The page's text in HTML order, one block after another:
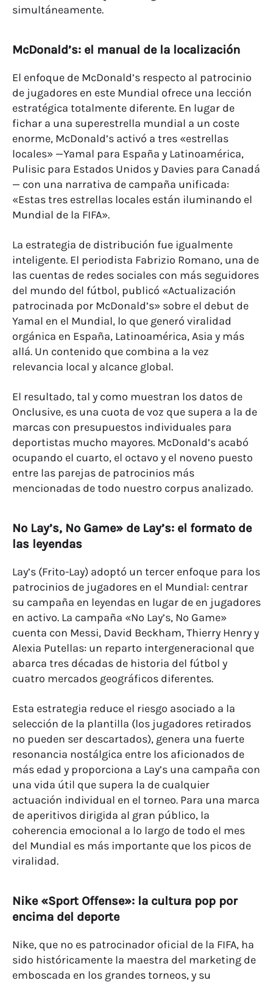
simultáneamente.
McDonald’s: el manual de la localización
El enfoque de McDonald’s respecto al patrocinio
de jugadores en este Mundial ofrece una lección
estratégica totalmente diferente. En lugar de
fichar a una superestrella mundial a un coste
enorme, McDonald’s activó a tres «estrellas
locales» —Yamal para España y Latinoamérica,
Pulisic para Estados Unidos y Davies para Canadá
— con una narrativa de campaña unificada:
«Estas tres estrellas locales están iluminando el
Mundial de la FIFA».
La estrategia de distribución fue igualmente
inteligente. El periodista Fabrizio Romano, una de
las cuentas de redes sociales con más seguidores
del mundo del fútbol, publicó «Actualización
patrocinada por McDonald’s» sobre el debut de
Yamal en el Mundial, lo que generó viralidad
orgánica en España, Latinoamérica, Asia y más
allá. Un contenido que combina a la vez
relevancia local y alcance global.
El resultado, tal y como muestran los datos de
Onclusive, es una cuota de voz que supera a la de
marcas con presupuestos individuales para
deportistas mucho mayores. McDonald’s acabó
ocupando el cuarto, el octavo y el noveno puesto
entre las parejas de patrocinios más
mencionadas de todo nuestro corpus analizado.
No Lay’s, No Game» de Lay’s: el formato de
las leyendas
Lay’s (Frito-Lay) adoptó un tercer enfoque para los
patrocinios de jugadores en el Mundial: centrar
su campaña en leyendas en lugar de en jugadores
en activo. La campaña «No Lay’s, No Game»
cuenta con Messi, David Beckham, Thierry Henry y
Alexia Putellas: un reparto intergeneracional que
abarca tres décadas de historia del fútbol y
cuatro mercados geográficos diferentes.
Esta estrategia reduce el riesgo asociado a la
selección de la plantilla (los jugadores retirados
no pueden ser descartados), genera una fuerte
resonancia nostálgica entre los aficionados de
más edad y proporciona a Lay’s una campaña con
una vida útil que supera la de cualquier
actuación individual en el torneo. Para una marca
de aperitivos dirigida al gran público, la
coherencia emocional a lo largo de todo el mes
del Mundial es más importante que los picos de
viralidad.
Nike «Sport Offense»: la cultura pop por
encima del deporte
Nike, que no es patrocinador oficial de la FIFA, ha
sido históricamente la maestra del marketing de
emboscada en los grandes torneos, y su